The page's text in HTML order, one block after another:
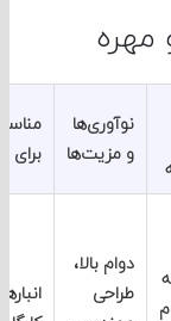
و مزیت‌ها
مناسب
برای
بالا،
انبارها و